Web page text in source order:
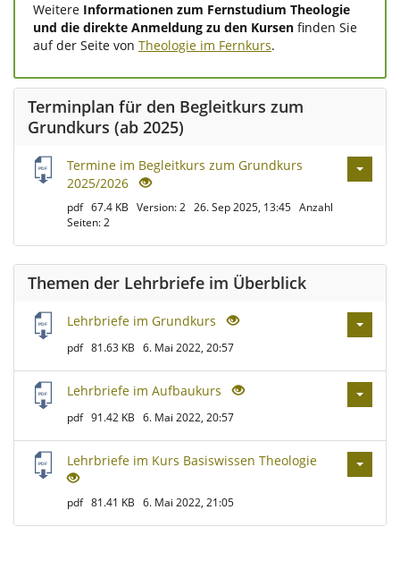
Weitere Informationen zum Fernstudium Theologie
und die direkte Anmeldung zu den Kursen finden Sie
auf der Seite von Theologie im Fernkurs.
Terminplan für den Begleitkurs zum
Grundkurs (ab 2025)
Termine im Begleitkurs zum Grundkurs
2025/2026
pdf 67.4 KB Version: 2 26. Sep 2025, 13:45 Anzahl
Seiten: 2
Themen der Lehrbriefe im Überblick
Lehrbriefe im Grundkurs
pdf 81.63 KB 6. Mai 2022, 20:57
Lehrbriefe im Aufbaukurs
pdf 91.42 KB 6. Mai 2022, 20:57
Lehrbriefe im Kurs Basiswissen Theologie
pdf 81.41 KB 6. Mai 2022, 21:05